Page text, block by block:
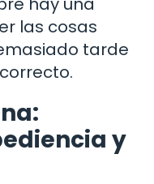
las cosas
tarde
y